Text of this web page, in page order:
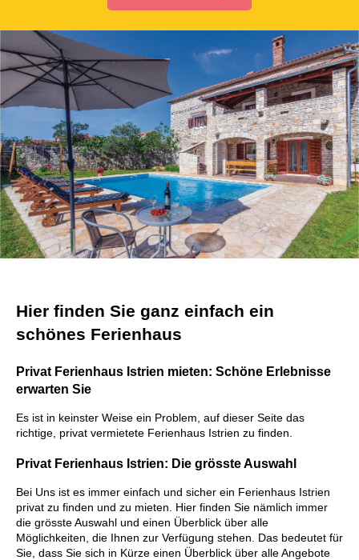
Hier finden Sie ganz einfach ein
schönes Ferienhaus
Privat Ferienhaus Istrien mieten: Schöne Erlebnisse
erwarten Sie
Es ist in keinster Weise ein Problem, auf dieser Seite das
richtige, privat vermietete Ferienhaus Istrien zu finden.
Privat Ferienhaus Istrien: Die grösste Auswahl
Bei Uns ist es immer einfach und sicher ein Ferienhaus Istrien
privat zu finden und zu mieten. Hier finden Sie nämlich immer
die grösste Auswahl und einen Überblick über alle
Möglichkeiten, die Ihnen zur Verfügung stehen. Das bedeutet für
Sie, dass Sie sich in Kürze einen Überblick über alle Angebote